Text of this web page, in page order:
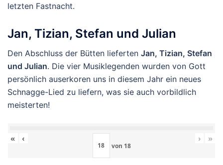
letzten Fastnacht.
Jan, Tizian, Stefan und Julian
Den Abschluss der Bütten lieferten Jan, Tizian, Stefan
und Julian. Die vier Musiklegenden wurden von Gott
persönlich auserkoren uns in diesem Jahr ein neues
Schnagge-Lied zu liefern, was sie auch vorbildlich
meisterten!
« ‹
von 18
› »